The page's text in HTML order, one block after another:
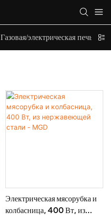
Газовая/электрическая печь-
Электрическая мясорубка и
колбасница, 400 Вт, из